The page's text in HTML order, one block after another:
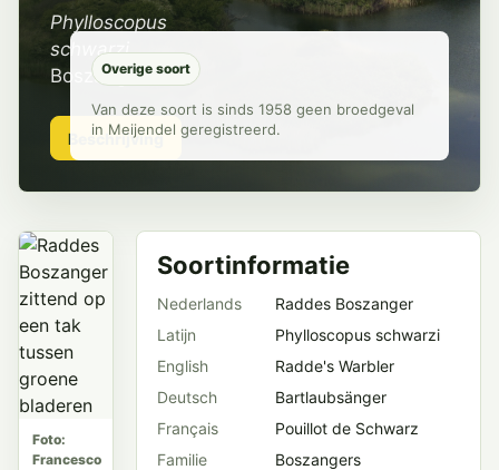
Phylloscopus
schwarzi
Boszangers
Beschrijving
Overige soort
Van deze soort is sinds 1958 geen broedgeval
in Meijendel geregistreerd.
Foto:
Francesco
Soortinformatie
Nederlands
Raddes Boszanger
Latijn
Phylloscopus schwarzi
English
Radde's Warbler
Deutsch
Bartlaubsänger
Français
Pouillot de Schwarz
Familie
Boszangers